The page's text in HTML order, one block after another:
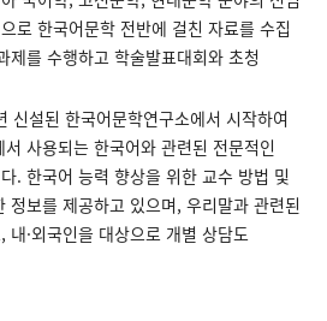
로 한국어문학 전반에 걸친 자료를 수집
제를 수행하고 학술발표대회와 초청
신설된 한국어문학연구소에서 시작하여
사용되는 한국어와 관련된 전문적인
. 한국어 능력 향상을 위한 교수 방법 및
정보를 제공하고 있으며, 우리말과 관련된
내·외국인을 대상으로 개별 상담도